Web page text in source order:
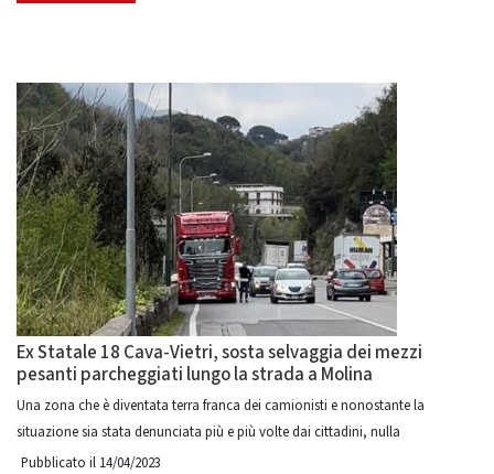
Ex Statale 18 Cava-Vietri, sosta selvaggia dei mezzi
pesanti parcheggiati lungo la strada a Molina
Una zona che è diventata terra franca dei camionisti e nonostante la
situazione sia stata denunciata più e più volte dai cittadini, nulla
Pubblicato il 14/04/2023